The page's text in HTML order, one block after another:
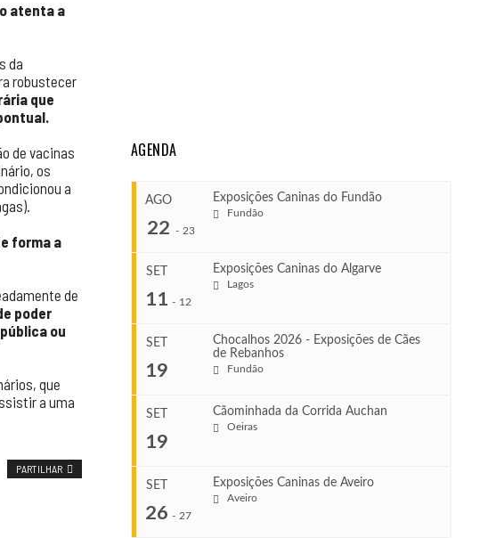
atenta a
da
robustecer
que
de vacinas
os
a
forma a
de
poder
ou
que
a uma
PARTILHAR
AGENDA
AGO
22 - 23
Exposições Caninas do Fundão
Fundão
Ago 22, 2026
Ago 23, 2026
VENUE
SET
11 - 12
Exposições Caninas do Algarve
Lagos
Set 11, 2026
Set 12, 2026
VENUE
SET
19
Chocalhos 2026 - Exposições de Cães
de Rebanhos
Fundão
COMEÇA
SET
19
Cãominhada da Corrida Auchan
Oeiras
SET
26 - 27
Exposições Caninas de Aveiro
Aveiro